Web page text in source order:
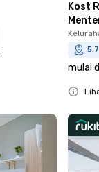
Kost
mulai